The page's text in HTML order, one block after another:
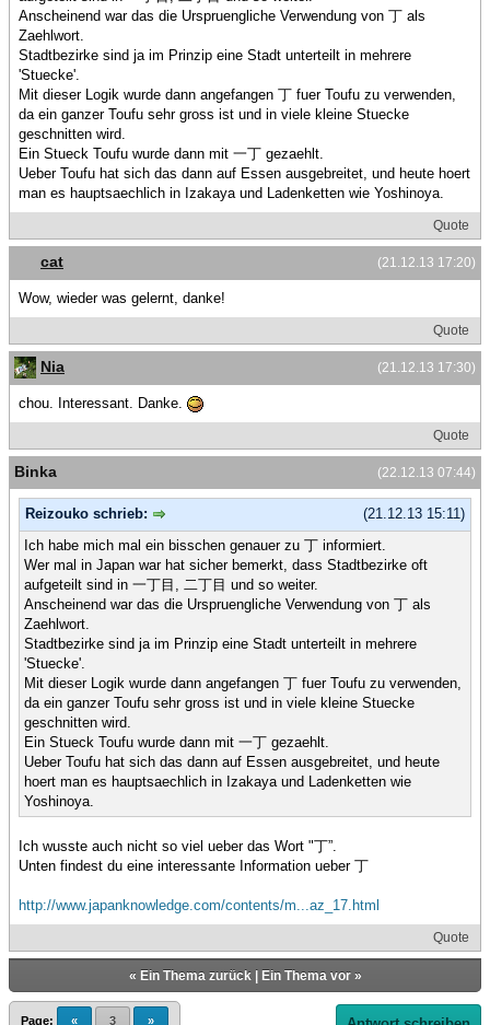
Anscheinend war das die Urspruengliche Verwendung von 丁 als
Zaehlwort.
Stadtbezirke sind ja im Prinzip eine Stadt unterteilt in mehrere
'Stuecke'.
Mit dieser Logik wurde dann angefangen 丁 fuer Toufu zu verwenden,
da ein ganzer Toufu sehr gross ist und in viele kleine Stuecke
geschnitten wird.
Ein Stueck Toufu wurde dann mit 一丁 gezaehlt.
Ueber Toufu hat sich das dann auf Essen ausgebreitet, und heute hoert
man es hauptsaechlich in Izakaya und Ladenketten wie Yoshinoya.
Quote
(21.12.13 17:20)
cat
Wow, wieder was gelernt, danke!
Quote
(21.12.13 17:30)
Nia
chou. Interessant. Danke.
Quote
(22.12.13 07:44)
Binka
(21.12.13 15:11)
Reizouko schrieb:
Ich habe mich mal ein bisschen genauer zu 丁 informiert.
Wer mal in Japan war hat sicher bemerkt, dass Stadtbezirke oft
aufgeteilt sind in 一丁目, 二丁目 und so weiter.
Anscheinend war das die Urspruengliche Verwendung von 丁 als
Zaehlwort.
Stadtbezirke sind ja im Prinzip eine Stadt unterteilt in mehrere
'Stuecke'.
Mit dieser Logik wurde dann angefangen 丁 fuer Toufu zu verwenden,
da ein ganzer Toufu sehr gross ist und in viele kleine Stuecke
geschnitten wird.
Ein Stueck Toufu wurde dann mit 一丁 gezaehlt.
Ueber Toufu hat sich das dann auf Essen ausgebreitet, und heute
hoert man es hauptsaechlich in Izakaya und Ladenketten wie
Yoshinoya.
Ich wusste auch nicht so viel ueber das Wort "丁”.
Unten findest du eine interessante Information ueber 丁
http://www.japanknowledge.com/contents/m...az_17.html
Quote
« Ein Thema zurück| Ein Thema vor»
Page: « 3 »